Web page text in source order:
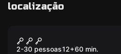
localização
TREASURE
2-30 pessoas12+60 min.